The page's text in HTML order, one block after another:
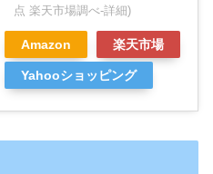
点 楽天市場調べ-詳細)
Amazon 楽天市場
Yahooショッピング